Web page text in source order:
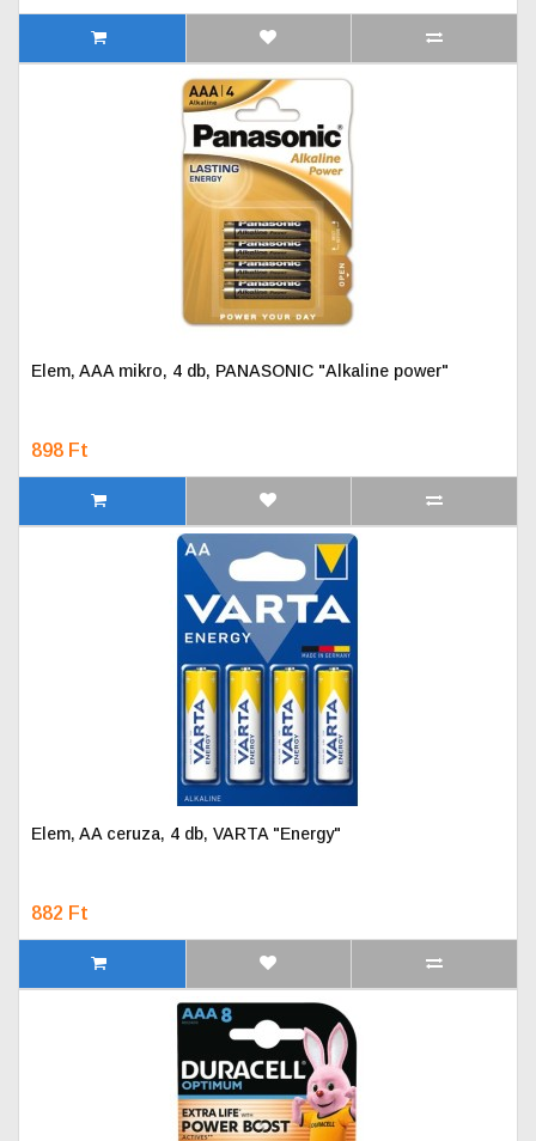
Elem, AAA mikro, 4 db, PANASONIC "Alkaline power"
898 Ft
Elem, AA ceruza, 4 db, VARTA "Energy"
882 Ft